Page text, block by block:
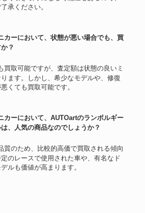
承ください。
？
ます。しかし、希少なモデルや、修復
くても買取可能です。
、人気の商品なのでしょうか？
のレースで使用された車や、有名なド
ルも価値が高まります。